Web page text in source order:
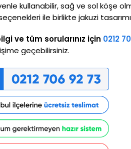
kullanabilir, sağ ve sol köşe
ile birlikte jakuzi
ve tüm sorularınız için 0212
geçebilirsiniz.